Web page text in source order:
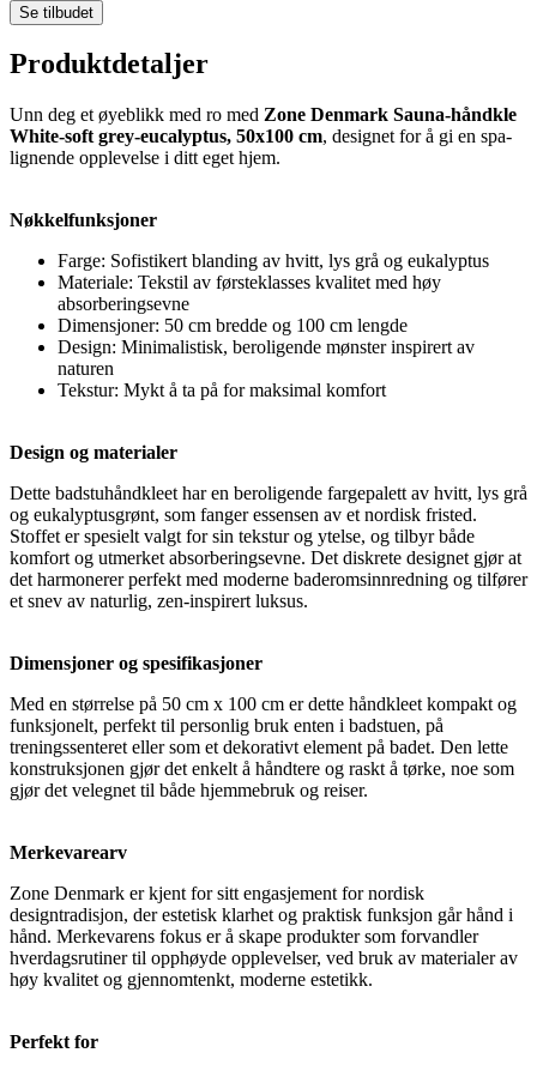
Se tilbudet
Produktdetaljer
Unn deg et øyeblikk med ro med Zone Denmark Sauna-håndkle
White-soft grey-eucalyptus, 50x100 cm, designet for å gi en spa-
lignende opplevelse i ditt eget hjem.
Nøkkelfunksjoner
Farge: Sofistikert blanding av hvitt, lys grå og eukalyptus
Materiale: Tekstil av førsteklasses kvalitet med høy
absorberingsevne
Dimensjoner: 50 cm bredde og 100 cm lengde
Design: Minimalistisk, beroligende mønster inspirert av
naturen
Tekstur: Mykt å ta på for maksimal komfort
Design og materialer
Dette badstuhåndkleet har en beroligende fargepalett av hvitt, lys grå
og eukalyptusgrønt, som fanger essensen av et nordisk fristed.
Stoffet er spesielt valgt for sin tekstur og ytelse, og tilbyr både
komfort og utmerket absorberingsevne. Det diskrete designet gjør at
det harmonerer perfekt med moderne baderomsinnredning og tilfører
et snev av naturlig, zen-inspirert luksus.
Dimensjoner og spesifikasjoner
Med en størrelse på 50 cm x 100 cm er dette håndkleet kompakt og
funksjonelt, perfekt til personlig bruk enten i badstuen, på
treningssenteret eller som et dekorativt element på badet. Den lette
konstruksjonen gjør det enkelt å håndtere og raskt å tørke, noe som
gjør det velegnet til både hjemmebruk og reiser.
Merkevarearv
Zone Denmark er kjent for sitt engasjement for nordisk
designtradisjon, der estetisk klarhet og praktisk funksjon går hånd i
hånd. Merkevarens fokus er å skape produkter som forvandler
hverdagsrutiner til opphøyde opplevelser, ved bruk av materialer av
høy kvalitet og gjennomtenkt, moderne estetikk.
Perfekt for